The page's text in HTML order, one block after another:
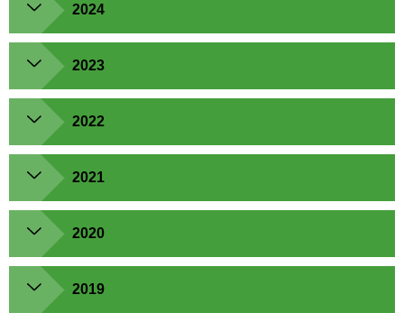
2024
2023
2022
2021
2020
2019